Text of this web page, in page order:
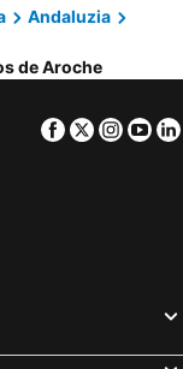
Eulália
Andaluzia
de Aroche
Facebook
Twitter